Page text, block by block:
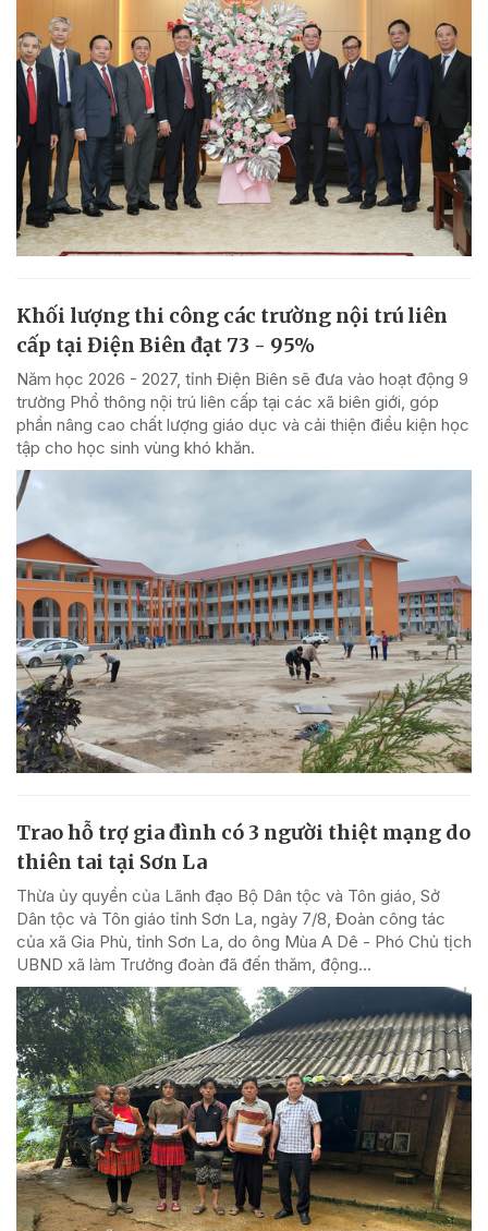
Khối lượng thi công các trường nội trú liên
cấp tại Điện Biên đạt 73 - 95%
Năm học 2026 - 2027, tỉnh Điện Biên sẽ đưa vào hoạt động 9
trường Phổ thông nội trú liên cấp tại các xã biên giới, góp
phần nâng cao chất lượng giáo dục và cải thiện điều kiện học
tập cho học sinh vùng khó khăn.
Trao hỗ trợ gia đình có 3 người thiệt mạng do
thiên tai tại Sơn La
Thừa ủy quyền của Lãnh đạo Bộ Dân tộc và Tôn giáo, Sở
Dân tộc và Tôn giáo tỉnh Sơn La, ngày 7/8, Đoàn công tác
của xã Gia Phù, tỉnh Sơn La, do ông Mùa A Dê - Phó Chủ tịch
UBND xã làm Trưởng đoàn đã đến thăm, động...